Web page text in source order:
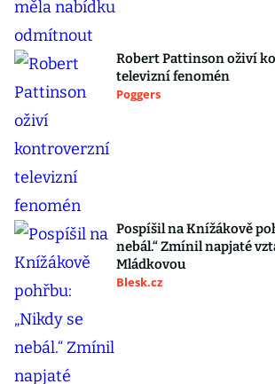
Robert Pattinson oživí
televizní fenomén
Poggers
Pospíšil na Knížákově
nebál.“ Zmínil napjaté
Mládkovou
Blesk.cz